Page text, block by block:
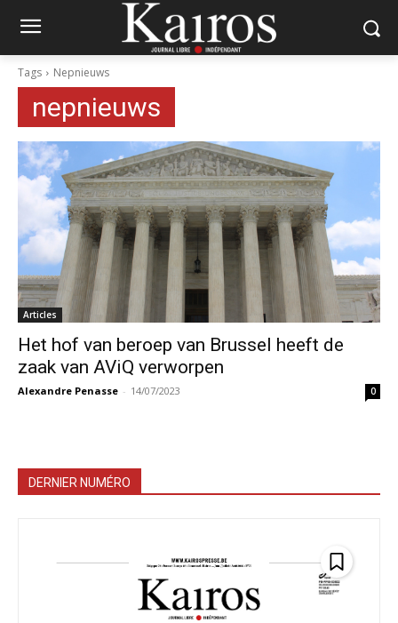
Tags Nepnieuws
nepnieuws
Articles
Het hof van beroep van Brussel heeft de
zaak van AViQ verworpen
Alexandre Penasse - 14/07/2023 0
DERNIER NUMÉRO